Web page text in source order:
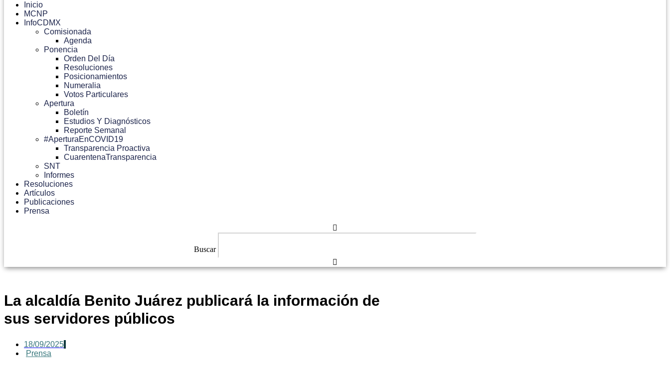
Inicio
MCNP
InfoCDMX
Comisionada
Agenda
Ponencia
Orden Del Día
Resoluciones
Posicionamientos
Numeralia
Votos Particulares
Apertura
Boletín
Estudios Y Diagnósticos
Reporte Semanal
#AperturaEnCOVID19
Transparencia Proactiva
CuarentenaTransparencia
SNT
Informes
Resoluciones
Artículos
Publicaciones
Prensa
Buscar
La alcaldía Benito Juárez publicará la información de
sus servidores públicos
18/09/2025
Prensa